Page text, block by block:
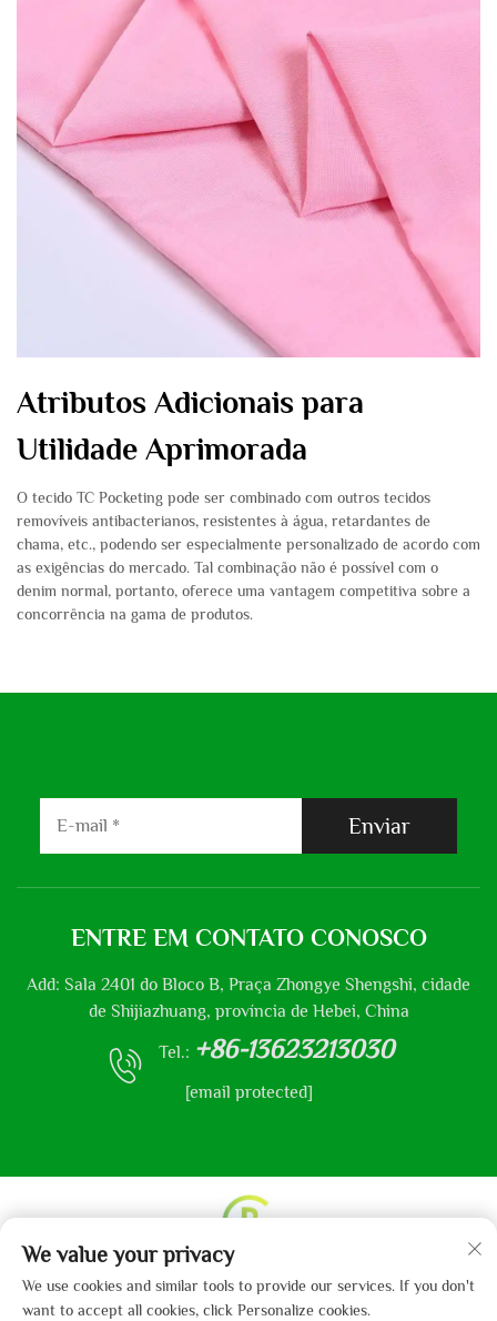
Atributos Adicionais para
Utilidade Aprimorada
O tecido TC Pocketing pode ser combinado com outros tecidos
removíveis antibacterianos, resistentes à água, retardantes de
chama, etc., podendo ser especialmente personalizado de acordo com
as exigências do mercado. Tal combinação não é possível com o
denim normal, portanto, oferece uma vantagem competitiva sobre a
concorrência na gama de produtos.
Enviar
ENTRE EM CONTATO CONOSCO
Add: Sala 2401 do Bloco B, Praça Zhongye Shengshi, cidade
de Shijiazhuang, província de Hebei, China
Tel.: +86-13623213030
[email protected]
Direitos autorais © 2013-2024 por Hebei Gaibo Textile
Co., Ltd. Política de privacidade
We value your privacy
We use cookies and similar tools to provide our services. If you don't
want to accept all cookies, click Personalize cookies.